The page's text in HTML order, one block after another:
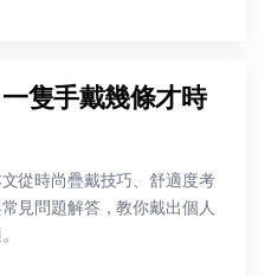
隻手戴幾條才時
從時尚疊戴技巧、舒適度考
見問題解答，教你戴出個人